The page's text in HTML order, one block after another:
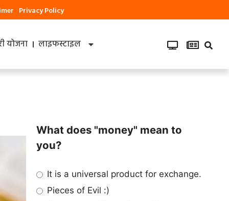
Privacy Policy
योजना लाइफस्टाइल
What does "money" mean to
you?
It is a universal product for exchange.
Pieces of Evil :)